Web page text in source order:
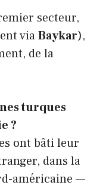
secteur,
viaBaykar),
de la
turques
?
ont bâti leur
dans la
américaine —